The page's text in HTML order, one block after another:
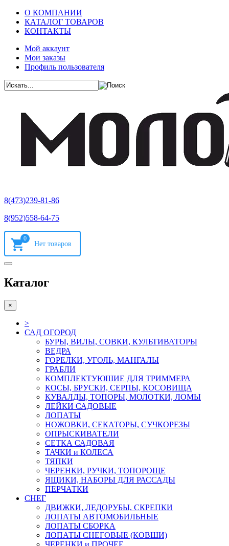
О КОМПАНИИ
КАТАЛОГ ТОВАРОВ
КОНТАКТЫ
Мой аккаунт
Мои заказы
Профиль пользователя
8(473)239-81-86
8(952)558-64-75
0
Каталог
×
>
САД ОГОРОД
БУРЫ, ВИЛЫ, СОВКИ, КУЛЬТИВАТОРЫ
ВЕДРА
ГОРЕЛКИ, УГОЛЬ, МАНГАЛЫ
ГРАБЛИ
КОМПЛЕКТУЮШИЕ ДЛЯ ТРИММЕРА
КОСЫ, БРУСКИ, СЕРПЫ, КОСОВИЩА
КУВАЛДЫ, ТОПОРЫ, МОЛОТКИ, ЛОМЫ
ЛЕЙКИ САДОВЫЕ
ЛОПАТЫ
НОЖОВКИ, СЕКАТОРЫ, СУЧКОРЕЗЫ
ОПРЫСКИВАТЕЛИ
СЕТКА САДОВАЯ
ТАЧКИ и КОЛЕСА
ТЯПКИ
ЧЕРЕНКИ, РУЧКИ, ТОПОРОЩЕ
ЯЩИКИ, НАБОРЫ ДЛЯ РАССАДЫ
ПЕРЧАТКИ
СНЕГ
ДВИЖКИ, ЛЕДОРУБЫ, СКРЕПКИ
ЛОПАТЫ АВТОМОБИЛЬНЫЕ
ЛОПАТЫ СБОРКА
ЛОПАТЫ СНЕГОВЫЕ (КОВШИ)
ЧЕРЕНКИ и ПРОЧЕЕ